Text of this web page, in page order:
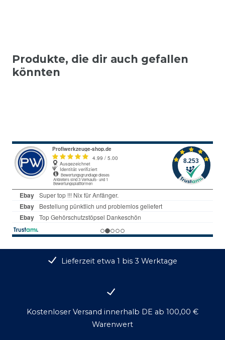
Produkte, die dir auch gefallen
könnten
Lieferzeit etwa 1 bis 3 Werktage
Kostenloser Versand innerhalb DE ab 100,00 €
Warenwert